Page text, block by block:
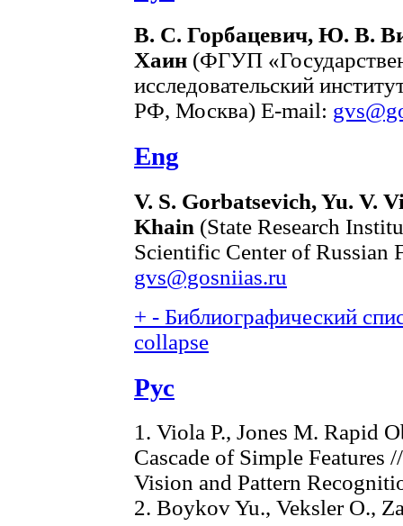
В. С. Горбацевич, Ю. В.
Хаин (ФГУП
исследовательский
РФ, Москва) E-mail:
Eng
V. S. Gorbatsevich, Yu. V.
Khain (State Research
Scientific Center of Russian
gvs@gosniias.ru
+ - Библиографический
collapse
Рус
1. Viola P., Jones M. Rapid
Cascade of Simple Features
Vision and Pattern
2. Boykov Yu., Veksler O.,